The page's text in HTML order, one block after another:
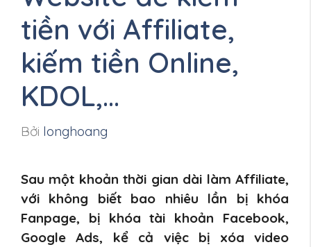
tiền với Affiliate,
kiếm tiền Online,
KDOL,…
Bởi longhoang
Sau một khoản thời gian dài làm Affiliate,
với không biết bao nhiêu lần bị khóa
Fanpage, bị khóa tài khoản Facebook,
Google Ads, kể cả việc bị xóa video